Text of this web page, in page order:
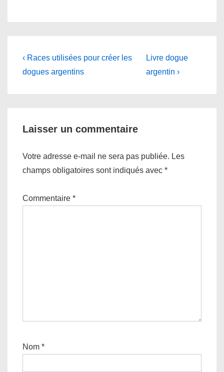
Navigation
de
Previous
Post
‹ Races utilisées pour créer les
dogues argentins
Next
Post
Livre dogue
argentin ›
Laisser un commentaire
Votre adresse e-mail ne sera pas publiée. Les
champs obligatoires sont indiqués avec *
Commentaire *
Nom *